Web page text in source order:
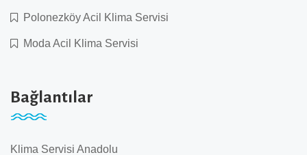
Polonezköy Acil Klima Servisi
Moda Acil Klima Servisi
Bağlantılar
Klima Servisi Anadolu